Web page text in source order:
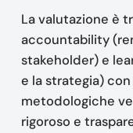
La valutazione è
accountability
stakeholder) e
e la strategia)
metodologiche
rigoroso e